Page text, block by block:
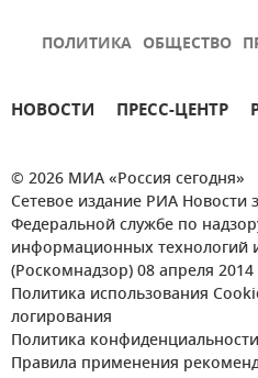
ПОЛИТИКА ОБЩЕСТВО
НОВОСТИ ПРЕСС-ЦЕНТР
© 2026 МИА «Россия сегодня»
Сетевое издание РИА Новости
Федеральной службе по
информационных технологий
(Роскомнадзор) 08 апреля 2014
Политика использования
логирования
Политика
Правила применения